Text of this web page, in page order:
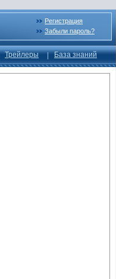
Регистрация
Забыли пароль?
Трейлеры База знаний